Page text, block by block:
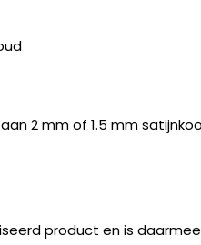
2 mm of 1.5 mm
product en is